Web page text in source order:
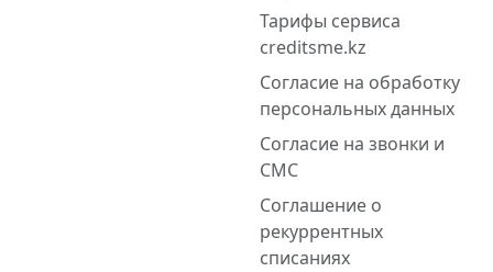
Тарифы сервиса
creditsme.kz
Согласие на обработку
персональных данных
Согласие на звонки и
СМС
Соглашение о
рекуррентных
списаниях